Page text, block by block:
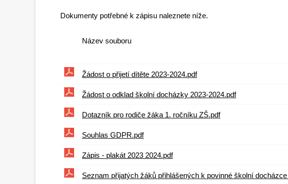
Dokumenty potřebné k zápisu naleznete níže.
Název souboru
Žádost o přijetí dítěte 2023-2024.pdf
Žádost o odklad školní docházky 2023-2024.pdf
Dotazník pro rodiče žáka 1. ročníku ZŠ.pdf
Souhlas GDPR.pdf
Zápis - plakát 2023 2024.pdf
Seznam přijatých žáků přihlášených k povinné školní